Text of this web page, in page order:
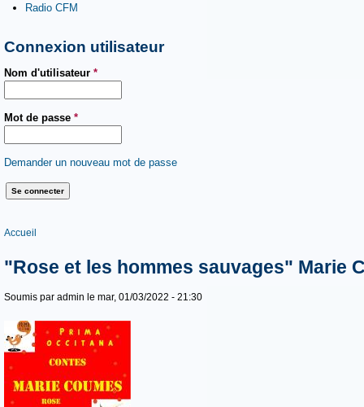
Radio CFM
Connexion utilisateur
Nom d'utilisateur *
Mot de passe *
Demander un nouveau mot de passe
Vous êtes ici
Accueil
"Rose et les hommes sauvages" Marie
Soumis par admin le mar, 01/03/2022 - 21:30